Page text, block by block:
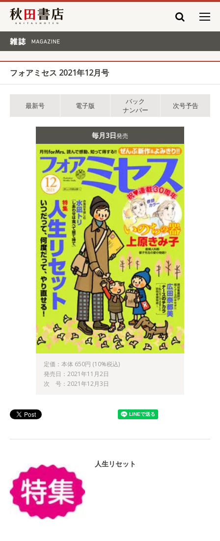
秋田書店
フォアミセス 2021年12月号
最新号 電子版
バック
ナンバー
次号予告
毎月3日発売
定価：本体 650円 (10%税込)
発売日：2021年11月2日
次 号：2021年12月3日
人生リセット